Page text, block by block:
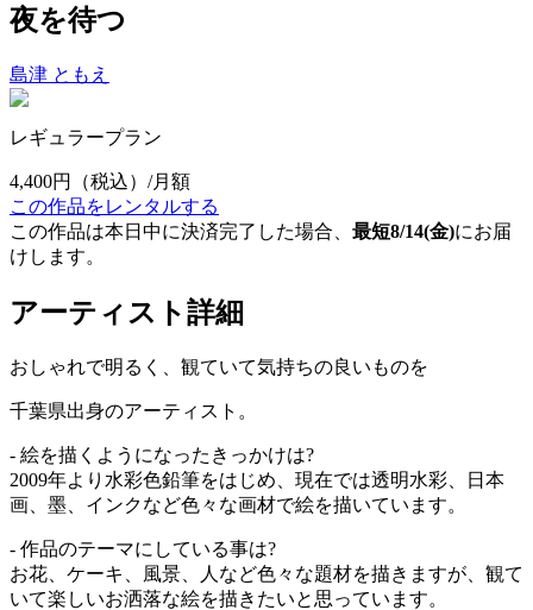
夜を待つ
島津 ともえ
レギュラープラン
4,400円
（税込）/月額
この作品をレンタルする
この作品は本日中に決済完了した場合、 最短8/14(金)にお届
けします。
アーティスト詳細
おしゃれで明るく、観ていて気持ちの良いものを
千葉県出身のアーティスト。
- 絵を描くようになったきっかけは?
2009年より水彩色鉛筆をはじめ、現在では透明水彩、日本
画、墨、インクなど色々な画材で絵を描いています。
- 作品のテーマにしている事は?
お花、ケーキ、風景、人など色々な題材を描きますが、観て
いて楽しいお洒落な絵を描きたいと思っています。